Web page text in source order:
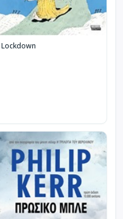
Lockdown